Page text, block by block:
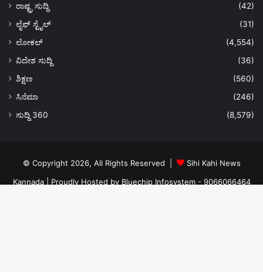
ರಾಷ್ಟ್ರ ಸುದ್ದಿ
(42)
ಲೈಫ್ ಸ್ಟೈಲ್
(31)
ಲೋಕಲ್
(4,554)
ವಿದೇಶ ಸುದ್ದಿ
(36)
ಶಿಕ್ಷಣ
(560)
ಸಿನೆಮಾ
(246)
ಸುದ್ದಿ 360
(8,579)
© Copyright 2026, All Rights Reserved |
Sihi Kahi News
Kannada| Proudly Hosted by Bluechip Infosystem - 9066066464